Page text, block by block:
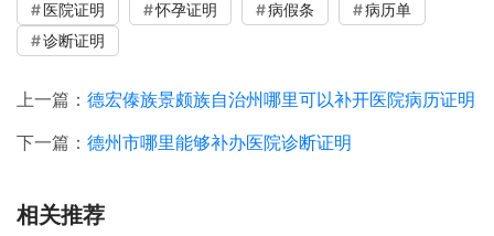
医院证明 怀孕证明 病假条
病历单
诊断证明
上一篇： 德宏傣族景颇族自治州哪里可以补开医院病历证明
下一篇： 德州市哪里能够补办医院诊断证明
相关推荐